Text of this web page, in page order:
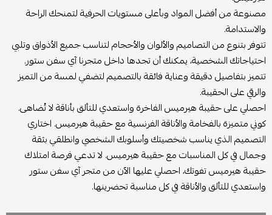
مصنوعة من أفضل المواد وبأعلى مستويات الحرفية لتمنحك الراحة
والاستدامة.
تتوفر بتنوع من التصاميم والألوان والأحجام لتناسب جميع الأذواق وتلبي
احتياجاتك الشخصية، يمكنك أن تجدها داخل متجرنا آي سفن ستور.
تتميز بتفاصيل دقيقة وعناية فائقة بالتصميم لتضفي لمسة من التميز
والرقي على الحقيبة.
احصلي على حقيبة هيرميس الفاخرة واستعدي للتألق بأناقة لا تُضاهى.
كوني متميزة بالفخامة والأناقة الفرنسية مع حقيبة هيرميس. اختاري
التصميم الذي يناسب شخصيتك وأسلوبك الشخصي وانطلقي بثقة
وجمال في كل المناسبات مع حقيبة هيرميس. لا تدعي فرصة امتلاك
حقيبة هيرميس تفوتك، احصلي عليها الآن من متجر آي سفن ستور
واستعدي للتألق والأناقة في كل مناسبة تحضرينها.